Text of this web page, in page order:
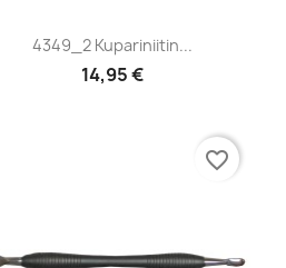
 Pikakatselu
4349_2 Kupariniitin...
14,95 €
favorite_border